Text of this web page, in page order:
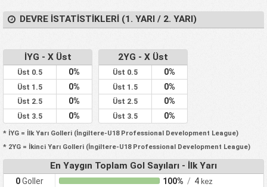
DEVRE İSTATISTIKLERI (1. YARI / 2. YARI)
İYG - X Üst
Üst 0.5 0%
Üst 1.5 0%
Üst 2.5 0%
Üst 3.5 0%
2YG - X Üst
Üst 0.5 0%
Üst 1.5 0%
Üst 2.5 0%
Üst 3.5 0%
* İYG = İlk Yarı Golleri (İngiltere-U18 Professional Development League)
* 2YG = İkinci Yarı Golleri (İngiltere-U18 Professional Development League)
En Yaygın Toplam Gol Sayıları - İlk Yarı
0Goller 100% / 4kez